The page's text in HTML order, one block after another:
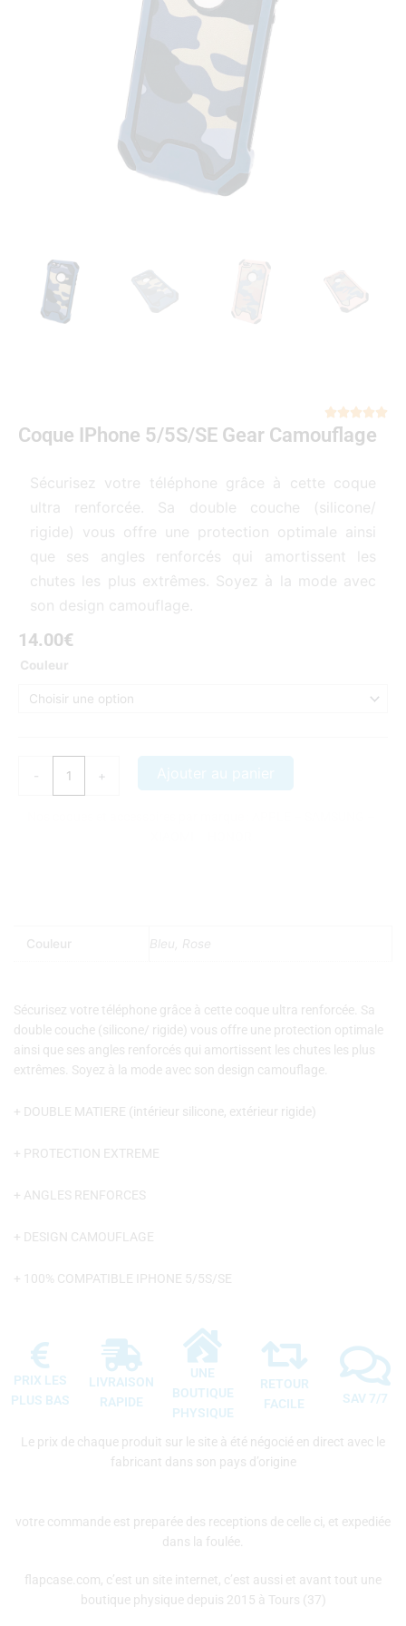

Coque IPhone 5/5S/SE Gear Camouflage
Sécurisez votre téléphone grâce à cette coque
ultra renforcée. Sa double couche (silicone/
rigide) vous offre une protection optimale ainsi
que ses angles renforcés qui amortissent les
chutes les plus extrêmes. Soyez à la mode avec
son design camouflage.
14.00€
Couleur
-
quantité
Coque
camouflage
+
Couleur Bleu, Rose
Sécurisez votre téléphone grâce à cette coque ultra renforcée. Sa
double couche (silicone/ rigide) vous offre une protection optimale
ainsi que ses angles renforcés qui amortissent les chutes les plus
extrêmes. Soyez à la mode avec son design camouflage.
+ DOUBLE MATIERE (intérieur silicone, extérieur rigide)
+ PROTECTION EXTREME
+ ANGLES RENFORCES
+ DESIGN CAMOUFLAGE
+ 100% COMPATIBLE IPHONE 5/5S/SE
PRIX LES
PLUS BAS
LIVRAISON
RAPIDE
UNE
BOUTIQUE
PHYSIQUE
RETOUR
FACILE
SAV 7/7
Le prix de chaque produit sur le site à été négocié en direct avec le
fabricant dans son pays d’origine
votre commande est preparée des receptions de celle ci, et expediée
dans la foulée.
flapcase.com, c’est un site internet, c’est aussi et avant tout une
boutique physique depuis 2015 à Tours (37)